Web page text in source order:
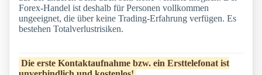
Forex-Handel ist deshalb für Personen vollkommen
ungeeignet, die über keine Trading-Erfahrung verfügen. Es
bestehen Totalverlustrisiken.
Die erste Kontaktaufnahme bzw. ein Ersttelefonat ist